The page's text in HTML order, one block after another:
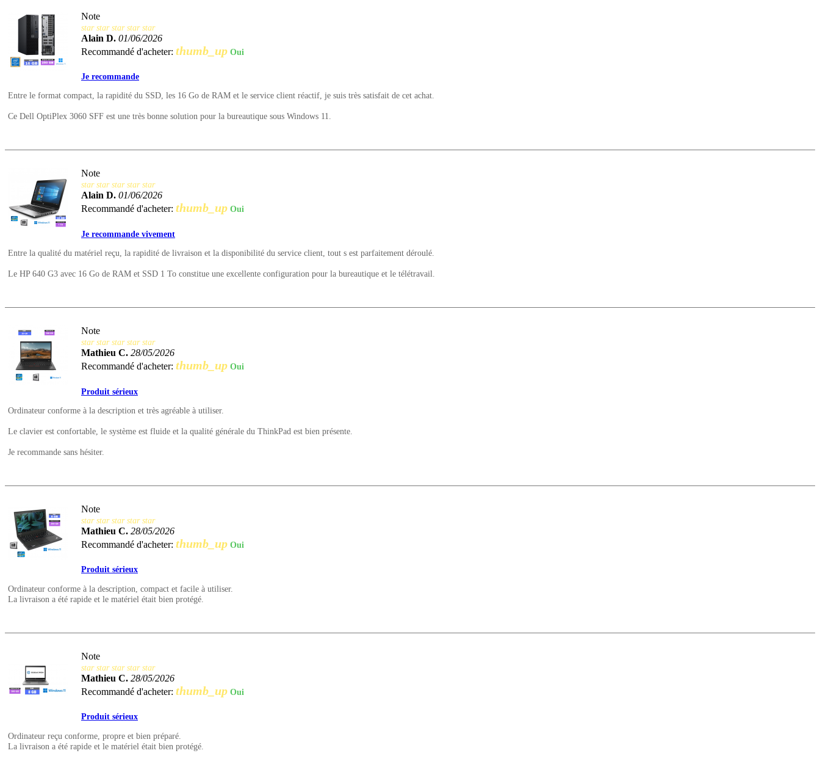
Note
star star star star star
Alain D. 01/06/2026
Recommandé d'acheter: thumb_up Oui
Je recommande
Entre le format compact, la rapidité du SSD, les 16 Go de RAM et le service client réactif, je suis très satisfait de cet achat.
Ce Dell OptiPlex 3060 SFF est une très bonne solution pour la bureautique sous Windows 11.
Note
star star star star star
Alain D. 01/06/2026
Recommandé d'acheter: thumb_up Oui
Je recommande vivement
Entre la qualité du matériel reçu, la rapidité de livraison et la disponibilité du service client, tout s est parfaitement déroulé.
Le HP 640 G3 avec 16 Go de RAM et SSD 1 To constitue une excellente configuration pour la bureautique et le télétravail.
Note
star star star star star
Mathieu C. 28/05/2026
Recommandé d'acheter: thumb_up Oui
Produit sérieux
Ordinateur conforme à la description et très agréable à utiliser.
Le clavier est confortable, le système est fluide et la qualité générale du ThinkPad est bien présente.
Je recommande sans hésiter.
Note
star star star star star
Mathieu C. 28/05/2026
Recommandé d'acheter: thumb_up Oui
Produit sérieux
Ordinateur conforme à la description, compact et facile à utiliser.
La livraison a été rapide et le matériel était bien protégé.
Note
star star star star star
Mathieu C. 28/05/2026
Recommandé d'acheter: thumb_up Oui
Produit sérieux
Ordinateur reçu conforme, propre et bien préparé.
La livraison a été rapide et le matériel était bien protégé.